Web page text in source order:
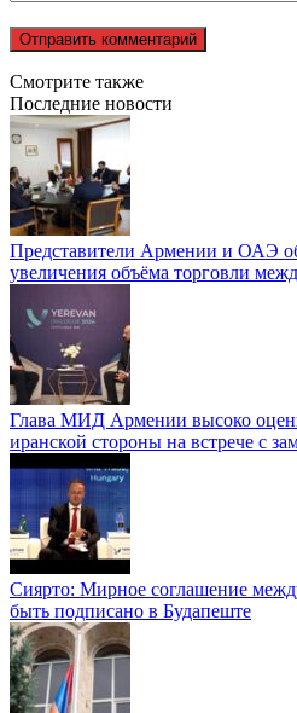
Смотрите также
Последние новости
Представители Армении и ОАЭ
увеличения объёма торговли
Глава МИД Армении высоко
иранской стороны на встрече с
Сиярто: Мирное соглашение
быть подписано в Будапеште